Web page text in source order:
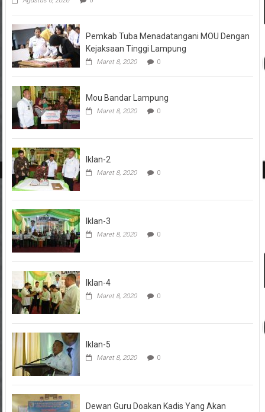
Pemkab Tuba Menadatangani MOU Dengan
Kejaksaan Tinggi Lampung
Maret 8, 2020 0
Mou Bandar Lampung
Maret 8, 2020 0
Iklan-2
Maret 8, 2020 0
Iklan-3
Maret 8, 2020 0
Iklan-4
Maret 8, 2020 0
Iklan-5
Maret 8, 2020 0
Dewan Guru Doakan Kadis Yang Akan